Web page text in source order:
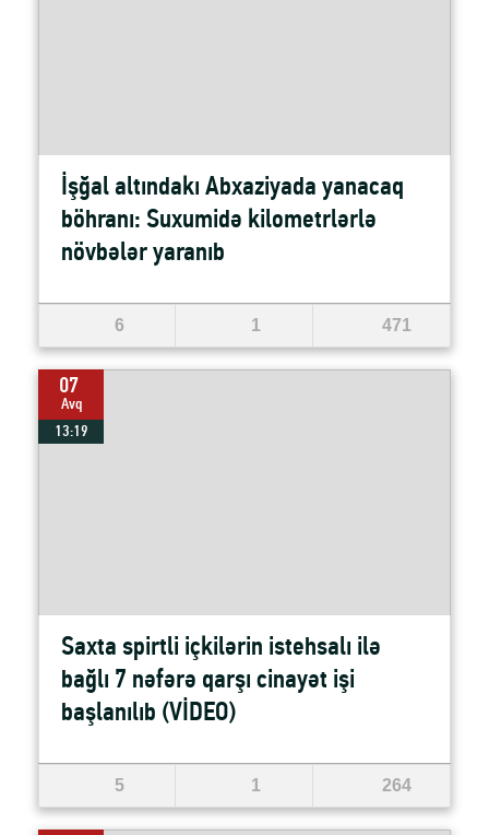
İşğal altındakı Abxaziyada yanacaq
böhranı: Suxumidə kilometrlərlə
növbələr yaranıb
6 1 471
07
Avq
13:19
Saxta spirtli içkilərin istehsalı ilə
bağlı 7 nəfərə qarşı cinayət işi
başlanılıb (VİDEO)
5 1 264